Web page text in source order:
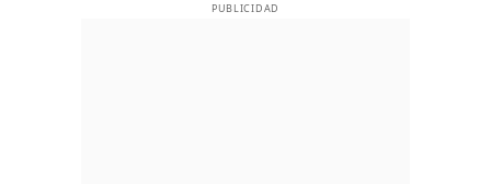
PUBLICIDAD